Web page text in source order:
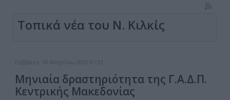
Τοπικά νέα του Ν. Κιλκίς
Σάββατο, 10 Μαρτίου 2012 01:21
Μηνιαία δραστηριότητα της Γ.Α.Δ.Π.
Κεντρικής Μακεδονίας